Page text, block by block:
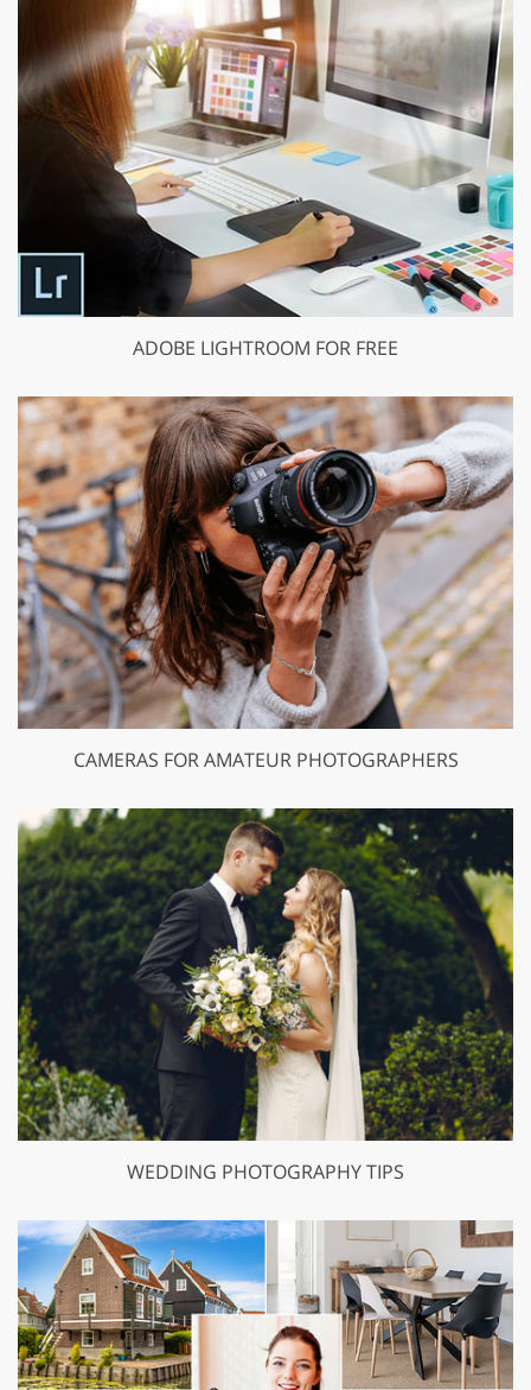
ADOBE LIGHTROOM FOR FREE
CAMERAS FOR AMATEUR PHOTOGRAPHERS
WEDDING PHOTOGRAPHY TIPS